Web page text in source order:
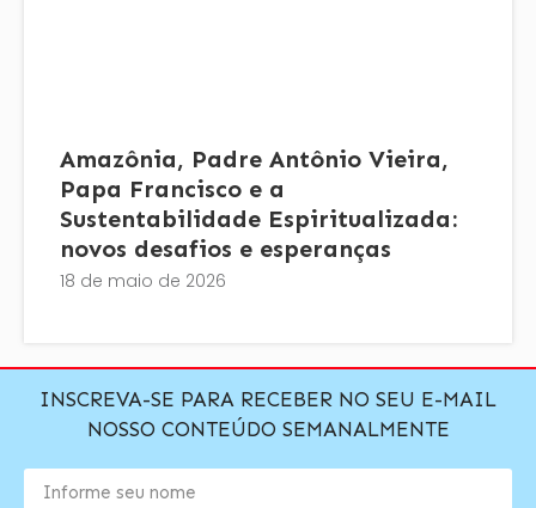
Amazônia, Padre Antônio Vieira,
Papa Francisco e a
Sustentabilidade Espiritualizada:
novos desafios e esperanças
18 de maio de 2026
INSCREVA-SE PARA RECEBER NO SEU E-MAIL
NOSSO CONTEÚDO SEMANALMENTE